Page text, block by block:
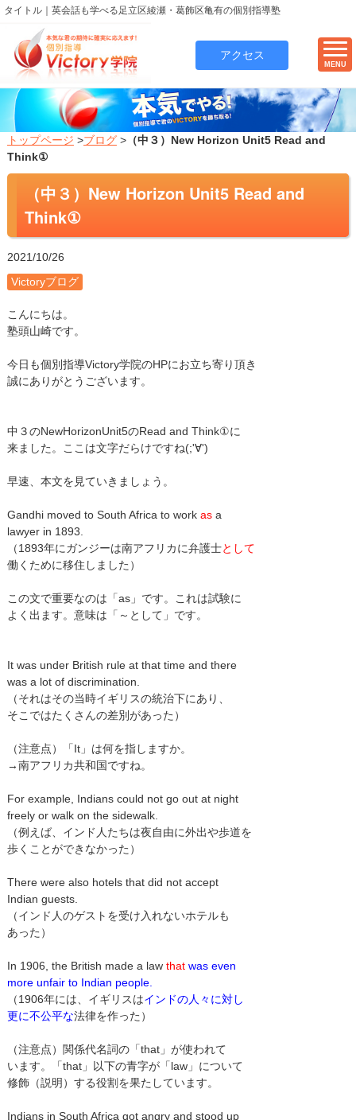
タイトル｜英会話も学べる足立区綾瀬・葛飾区亀有の個別指導塾
アクセス
MENU
トップページ >ブログ>（中３）New Horizon Unit5 Read and
Think①
（中３）New Horizon Unit5 Read and
Think①
2021/10/26
Victoryブログ
こんにちは。
塾頭山崎です。
今日も個別指導Victory学院のHPにお立ち寄り頂き
誠にありがとうございます。
中３のNewHorizonUnit5のRead and Think①に
来ました。ここは文字だらけですね(;'∀')
早速、本文を見ていきましょう。
Gandhi moved to South Africa to work asa
lawyer in 1893.
（1893年にガンジーは南アフリカに弁護士として
働くために移住しました）
この文で重要なのは「as」です。これは試験に
よく出ます。意味は「～として」です。
It was under British rule at that time and there
was a lot of discrimination.
（それはその当時イギリスの統治下にあり、
そこではたくさんの差別があった）
（注意点）「It」は何を指しますか。
→南アフリカ共和国ですね。
For example, Indians could not go out at night
freely or walk on the sidewalk.
（例えば、インド人たちは夜自由に外出や歩道を
歩くことができなかった）
There were also hotels that did not accept
Indian guests.
（インド人のゲストを受け入れないホテルも
あった）
In 1906, the British made a law that was even
more unfair to Indian people.
（1906年には、イギリスはインドの人々に対し
更に不公平な法律を作った）
（注意点）関係代名詞の「that」が使われて
います。「that」以下の青字が「law」について
修飾（説明）する役割を果たしています。
Indians in South Africa got angry and stood up